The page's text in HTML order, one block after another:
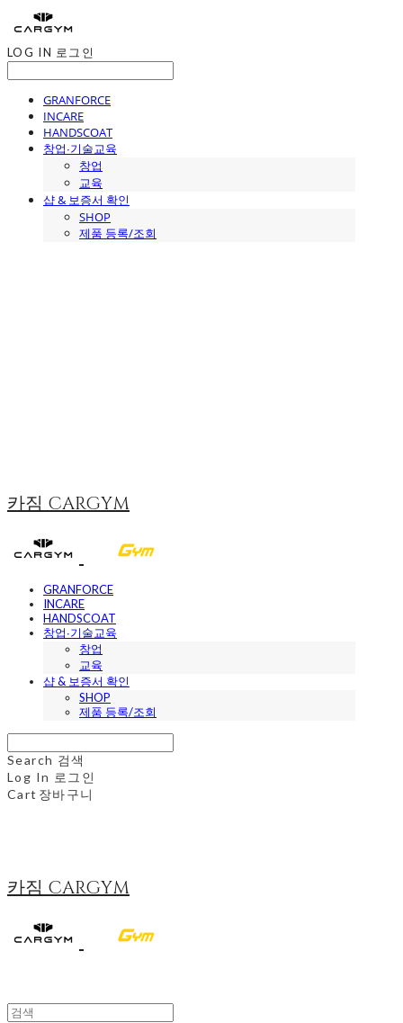
LOG IN 로그인
GRANFORCE
INCARE
HANDSCOAT
창업∙기술교육
창업
교육
샵 & 보증서 확인
SHOP
제품 등록/조회
카짐 CARGYM
GRANFORCE
INCARE
HANDSCOAT
창업∙기술교육
창업
교육
샵 & 보증서 확인
SHOP
제품 등록/조회
Search 검색
Log In 로그인
Cart 장바구니
카짐 CARGYM